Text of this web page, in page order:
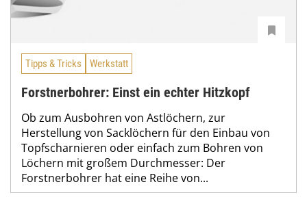
Tipps & Tricks Werkstatt
Forstnerbohrer: Einst ein echter Hitzkopf
Ob zum Ausbohren von Astlöchern, zur
Herstellung von Sacklöchern für den Einbau von
Topfscharnieren oder einfach zum Bohren von
Löchern mit großem Durchmesser: Der
Forstnerbohrer hat eine Reihe von...